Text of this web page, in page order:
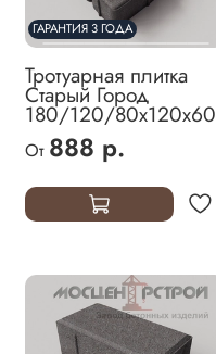
ГАРАНТИЯ 3 ГОДА
Тротуарная плитка
Старый Город
180/120/80х120х60
От 888 р.